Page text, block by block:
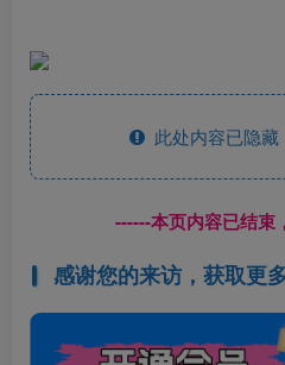
此处内容已隐藏
------本页内容已结束
感谢您的来访，获取更